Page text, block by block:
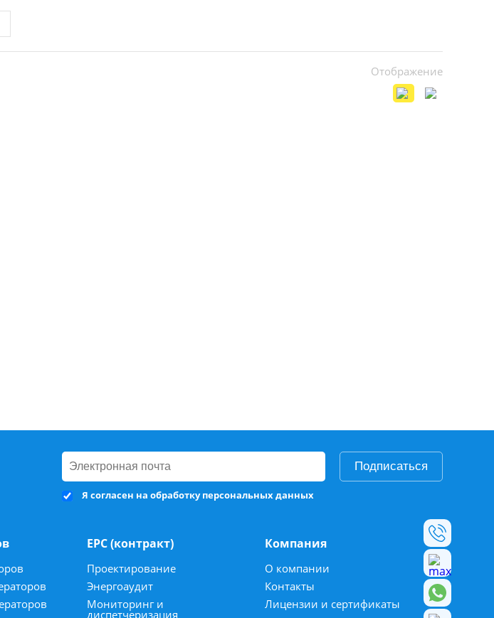
Отображение
Подписаться
Я согласен на обработку персональных данных
ЕРС (контракт)
Проектирование
Энергоаудит
Мониторинг и
диспетчеризация
Компания
О компании
Контакты
Лицензии и сертификаты